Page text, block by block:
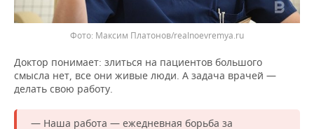
Фото: Максим Платонов/realnoevremya.ru
Доктор понимает: злиться на пациентов большого
смысла нет, все они живые люди. А задача врачей —
делать свою работу.
— Наша работа — ежедневная борьба за